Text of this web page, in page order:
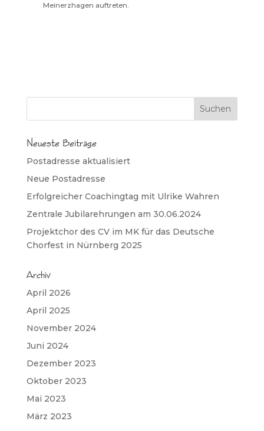
Meinerzhagen auftreten.
Neueste Beiträge
Postadresse aktualisiert
Neue Postadresse
Erfolgreicher Coachingtag mit Ulrike Wahren
Zentrale Jubilarehrungen am 30.06.2024
Projektchor des CV im MK für das Deutsche
Chorfest in Nürnberg 2025
Archiv
April 2026
April 2025
November 2024
Juni 2024
Dezember 2023
Oktober 2023
Mai 2023
März 2023